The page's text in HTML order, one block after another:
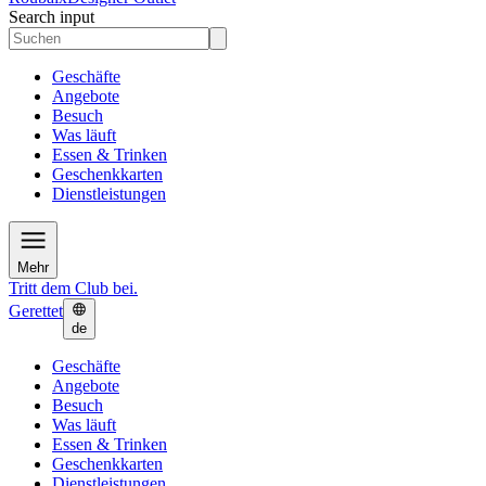
Search input
Geschäfte
Angebote
Besuch
Was läuft
Essen & Trinken
Geschenkkarten
Dienstleistungen
Mehr
Tritt dem Club bei.
Gerettet
de
Geschäfte
Angebote
Besuch
Was läuft
Essen & Trinken
Geschenkkarten